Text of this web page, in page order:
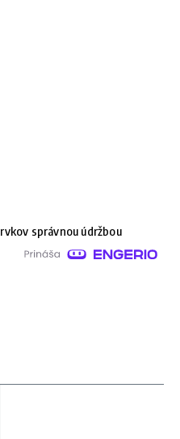
správnou údržbou